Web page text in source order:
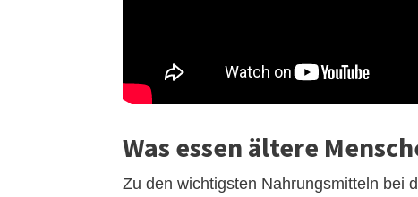
Was essen ältere
Zu den wichtigsten Nahrungsmitteln bei